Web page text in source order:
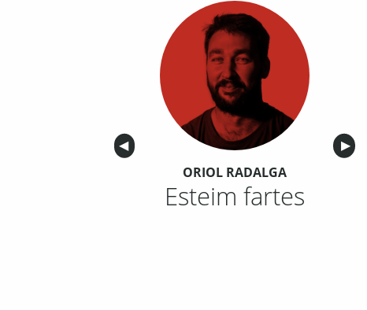
Anterior
◀︎ ▶︎
ORIOL RADALGA
Esteim fartes